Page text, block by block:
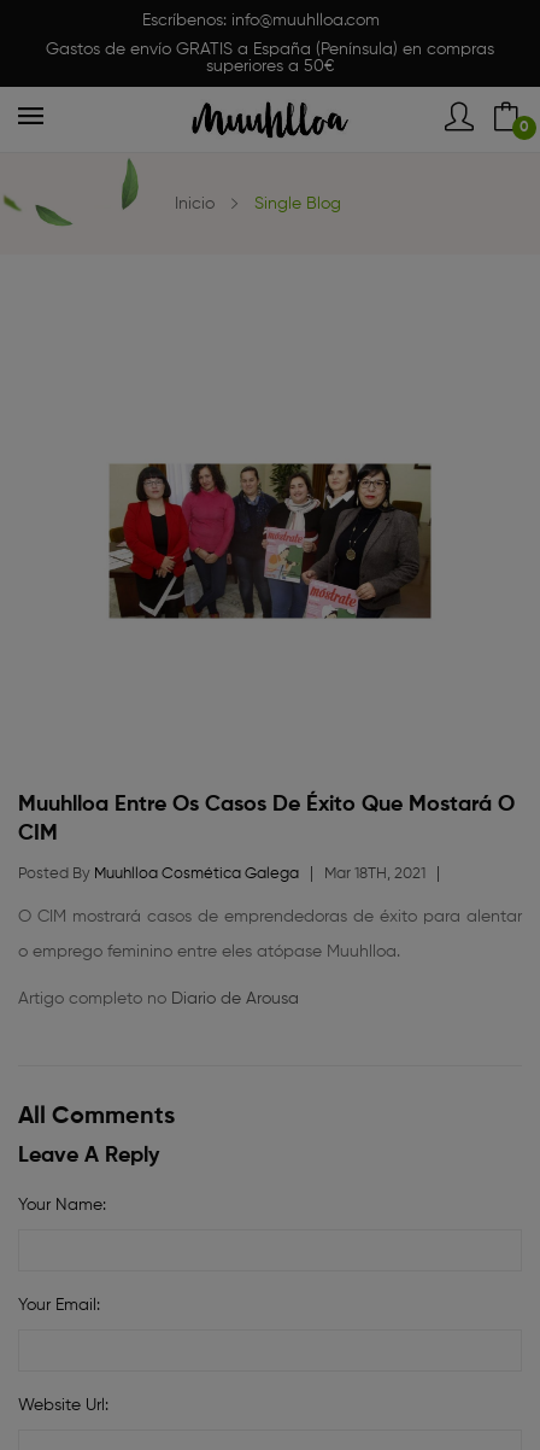
Escríbenos: info@muuhlloa.com
Gastos de envío GRATIS a España (Península) en compras
superiores a 50€
0
Inicio Single Blog
Muuhlloa Entre Os Casos De Éxito Que Mostará O
CIM
Posted By Muuhlloa Cosmética Galega Mar 18TH, 2021
O CIM mostrará casos de emprendedoras de éxito para alentar
o emprego feminino entre eles atópase Muuhlloa.
Artigo completo no Diario de Arousa
All Comments
Leave A Reply
Your Name:
Your Email:
Website Url: